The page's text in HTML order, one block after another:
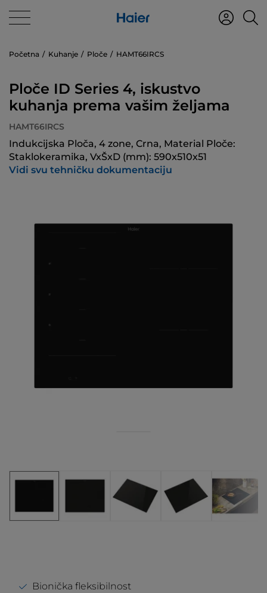
Početna Kuhanje Ploče HAMT66IRCS
Ploče ID Series 4, iskustvo
kuhanja prema vašim željama
HAMT66IRCS
Indukcijska Ploča, 4 zone, Crna, Material Ploče:
Staklokeramika, VxŠxD (mm): 590x510x51
Vidi svu tehničku dokumentaciju
Bionička fleksibilnost